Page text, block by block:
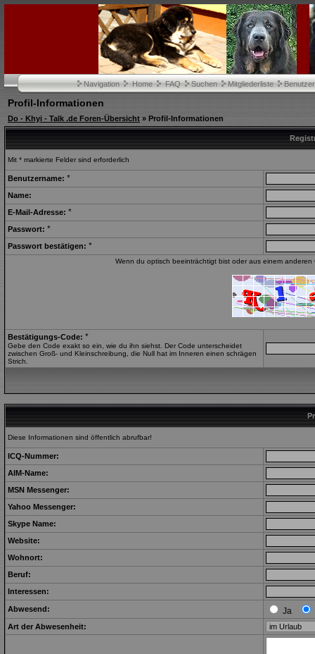
Navigation Home FAQ Suchen Mitgliederliste
Profil-Informationen
Do - Khyi - Talk .de Foren-Übersicht » Profil-Informationen
Mit * markierte Felder sind erforderlich
Benutzername: *
Name:
E-Mail-Adresse: *
Passwort: *
Passwort bestätigen: *
Wenn du optisch beeinträchtigt bist oder aus einem
Bestätigungs-Code: *
Gebe den Code exakt so ein, wie du ihn siehst. Der Code unterscheidet
zwischen Groß- und Kleinschreibung, die Null hat im Inneren einen schrägen
Strich.
Diese Informationen sind öffentlich abrufbar!
ICQ-Nummer:
AIM-Name:
MSN Messenger:
Yahoo Messenger:
Skype Name:
Website:
Wohnort:
Beruf:
Interessen:
Abwesend: Ja
Art der Abwesenheit: